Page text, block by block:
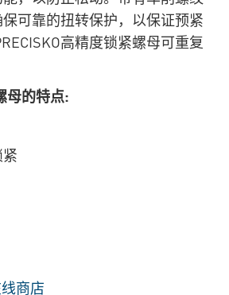
可靠的扭转保护，以保证预紧
高精度锁紧螺母可重复
母的特点:
商店